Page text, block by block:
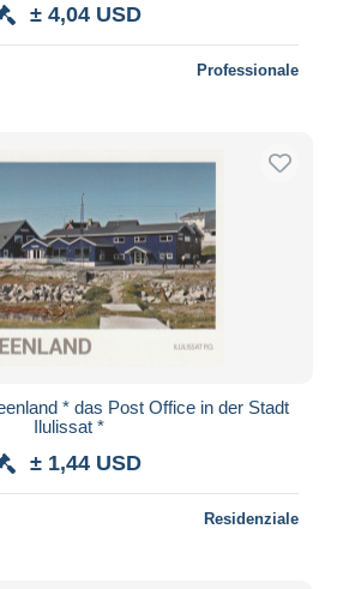
± 4,04 USD
Professionale
* das Post Office in der Stadt
Ilulissat *
± 1,44 USD
Residenziale